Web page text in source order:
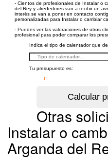
- Cientos de profesionales de Instalar o
del Rey y alrededores van a recibir un
interés se van a poner en contacto
personalizadas para Instalar o cambiar
- Puedes ver las valoraciones de otros
profesional para poder comparar los
Indica el tipo de calentador que
Tu presupuesto es:
– €
Otras
Instalar o
Arganda del